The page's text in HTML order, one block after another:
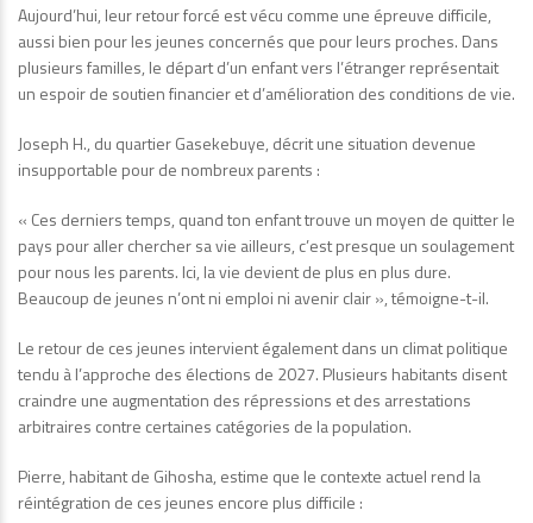
Aujourd’hui, leur retour forcé est vécu comme une épreuve difficile,
aussi bien pour les jeunes concernés que pour leurs proches. Dans
plusieurs familles, le départ d’un enfant vers l’étranger représentait
un espoir de soutien financier et d’amélioration des conditions de vie.
Joseph H., du quartier Gasekebuye, décrit une situation devenue
insupportable pour de nombreux parents :
« Ces derniers temps, quand ton enfant trouve un moyen de quitter le
pays pour aller chercher sa vie ailleurs, c’est presque un soulagement
pour nous les parents. Ici, la vie devient de plus en plus dure.
Beaucoup de jeunes n’ont ni emploi ni avenir clair », témoigne-t-il.
Le retour de ces jeunes intervient également dans un climat politique
tendu à l’approche des élections de 2027. Plusieurs habitants disent
craindre une augmentation des répressions et des arrestations
arbitraires contre certaines catégories de la population.
Pierre, habitant de Gihosha, estime que le contexte actuel rend la
réintégration de ces jeunes encore plus difficile :